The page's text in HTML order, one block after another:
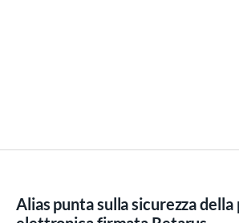
Alias punta sulla sicurezza della